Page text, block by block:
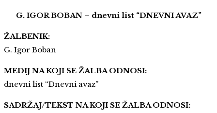
G. IGOR BOBAN – dnevni list “DNEVNI AVAZ”
ŽALBENIK:
G. Igor Boban
MEDIJ NA KOJI SE ŽALBA ODNOSI:
dnevni list “Dnevni avaz”
SADRŽAJ/TEKST NA KOJI SE ŽALBA ODNOSI: